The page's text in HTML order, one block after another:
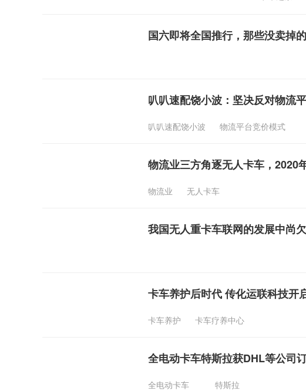
国六即将全国推行，那些没卖掉
叭叭速配饶小波：坚决反对物流
叭叭速配饶小波 物流平台竞价模式
物流业三方角逐无人卡车，2020
物流业 无人卡车
我国无人重卡车联网的发展中尚
卡车养护后时代 传化运联科技开
卡车养护 卡车疗养中心
全电动卡车特斯拉获DHL等公司
全电动卡车 特斯拉